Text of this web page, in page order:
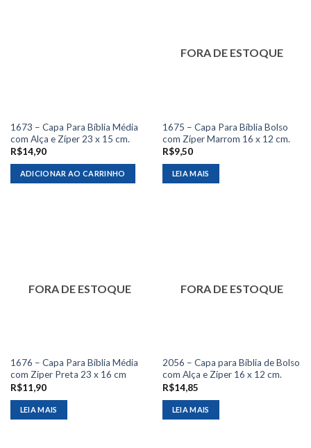
1673 – Capa Para Bíblia Média
com Alça e Zíper 23 x 15 cm.
R$14,90
ADICIONAR AO CARRINHO
FORA DE ESTOQUE
1675 – Capa Para Bíblia Bolso
com Zíper Marrom 16 x 12 cm.
R$9,50
LEIA MAIS
FORA DE ESTOQUE
1676 – Capa Para Bíblia Média
com Zíper Preta 23 x 16 cm
R$11,90
LEIA MAIS
FORA DE ESTOQUE
2056 – Capa para Bíblia de Bolso
com Alça e Zíper 16 x 12 cm.
R$14,85
LEIA MAIS